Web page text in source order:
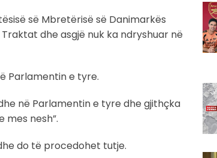
së Mbretërisë së Danimarkës
dhe asgjë nuk ka ndryshuar në
Parlamentin e tyre.
në Parlamentin e tyre dhe gjithçka
nesh”.
do të procedohet tutje.